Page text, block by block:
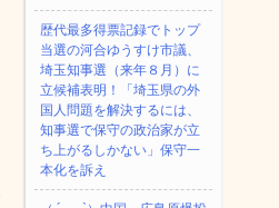
歴代最多得票記録でトップ
当選の河合ゆうすけ市議、
埼玉知事選（来年８月）に
立候補表明！「埼玉県の外
国人問題を解決するには、
知事選で保守の政治家が立
ち上がるしかない」保守一
本化を訴え